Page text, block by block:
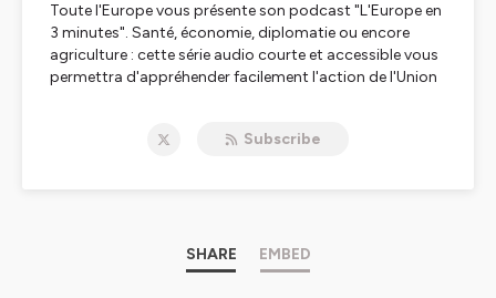
Toute l'Europe vous présente son podcast "L'Europe en
3 minutes". Santé, économie, diplomatie ou encore
agriculture : cette série audio courte et accessible vous
permettra d'appréhender facilement l'action de l'Union
Hébergé par Ausha. Visitez ausha.co/politique-de-
Subscribe
SHARE EMBED